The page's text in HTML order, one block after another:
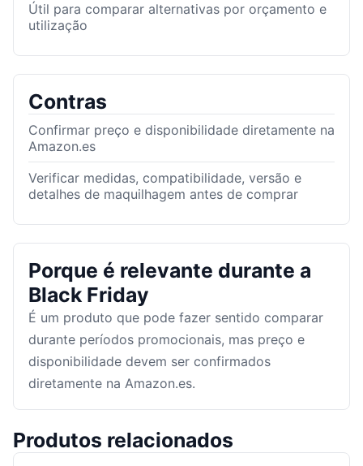
Útil para comparar alternativas por orçamento e
utilização
Contras
Confirmar preço e disponibilidade diretamente na
Amazon.es
Verificar medidas, compatibilidade, versão e
detalhes de maquilhagem antes de comprar
Porque é relevante durante a
Black Friday
É um produto que pode fazer sentido comparar
durante períodos promocionais, mas preço e
disponibilidade devem ser confirmados
diretamente na Amazon.es.
Produtos relacionados